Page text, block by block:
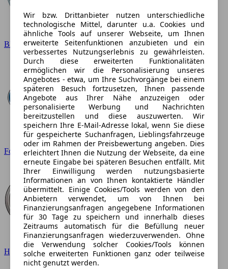
BMW
Ford
Hyundai
Wir bzw. Drittanbieter nutzen unterschiedliche
technologische Mittel, darunter u.a. Cookies und
ähnliche Tools auf unserer Webseite, um Ihnen
erweiterte Seitenfunktionen anzubieten und ein
verbessertes Nutzungserlebnis zu gewährleisten.
Durch diese erweiterten Funktionalitäten
ermöglichen wir die Personalisierung unseres
Angebotes - etwa, um Ihre Suchvorgänge bei einem
späteren Besuch fortzusetzen, Ihnen passende
Angebote aus Ihrer Nähe anzuzeigen oder
personalisierte Werbung und Nachrichten
bereitzustellen und diese auszuwerten. Wir
speichern Ihre E-Mail-Adresse lokal, wenn Sie diese
für gespeicherte Suchanfragen, Lieblingsfahrzeuge
oder im Rahmen der Preisbewertung angeben. Dies
erleichtert Ihnen die Nutzung der Webseite, da eine
erneute Eingabe bei späteren Besuchen entfällt. Mit
Ihrer Einwilligung werden nutzungsbasierte
Informationen an von Ihnen kontaktierte Händler
übermittelt. Einige Cookies/Tools werden von den
Anbietern verwendet, um von Ihnen bei
Finanzierungsanfragen angegebene Informationen
für 30 Tage zu speichern und innerhalb dieses
Zeitraums automatisch für die Befüllung neuer
Finanzierungsanfragen wiederzuverwenden. Ohne
die Verwendung solcher Cookies/Tools können
solche erweiterten Funktionen ganz oder teilweise
nicht genutzt werden.